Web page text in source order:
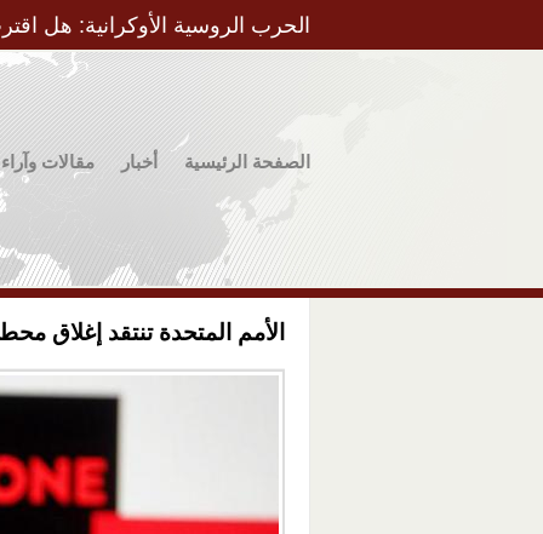
الحرب الروسية الأوكرانية: هل
الصفحة الرئيسية أخبار مقالات وآراء
الأمم المتحدة تنتقد إغلاق